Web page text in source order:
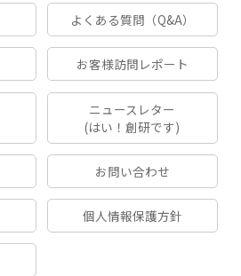
よくある質問（Q&A）
お客様訪問レポート
ニュースレター
(はい！創研です)
お問い合わせ
個人情報保護方針